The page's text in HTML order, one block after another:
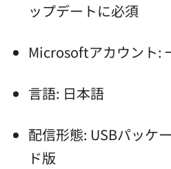
ップデートに必須
Microsoftアカウント:
言語: 日本語
配信形態: USBパッケ
ド版